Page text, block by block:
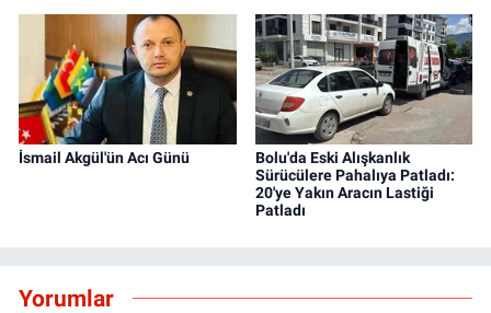
İsmail Akgül'ün Acı Günü
Bolu'da Eski Alışkanlık
Sürücülere Pahalıya Patladı:
20'ye Yakın Aracın Lastiği
Patladı
Yorumlar